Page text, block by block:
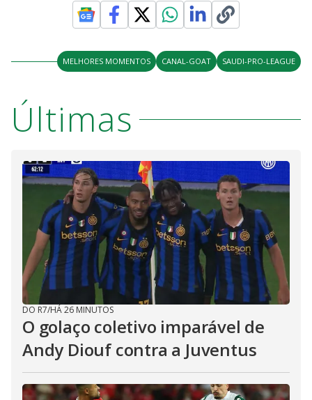
MELHORES MOMENTOS CANAL-GOAT SAUDI-PRO-LEAGUE
Últimas
DO R7/HÁ 26 MINUTOS
O golaço coletivo imparável de
Andy Diouf contra a Juventus